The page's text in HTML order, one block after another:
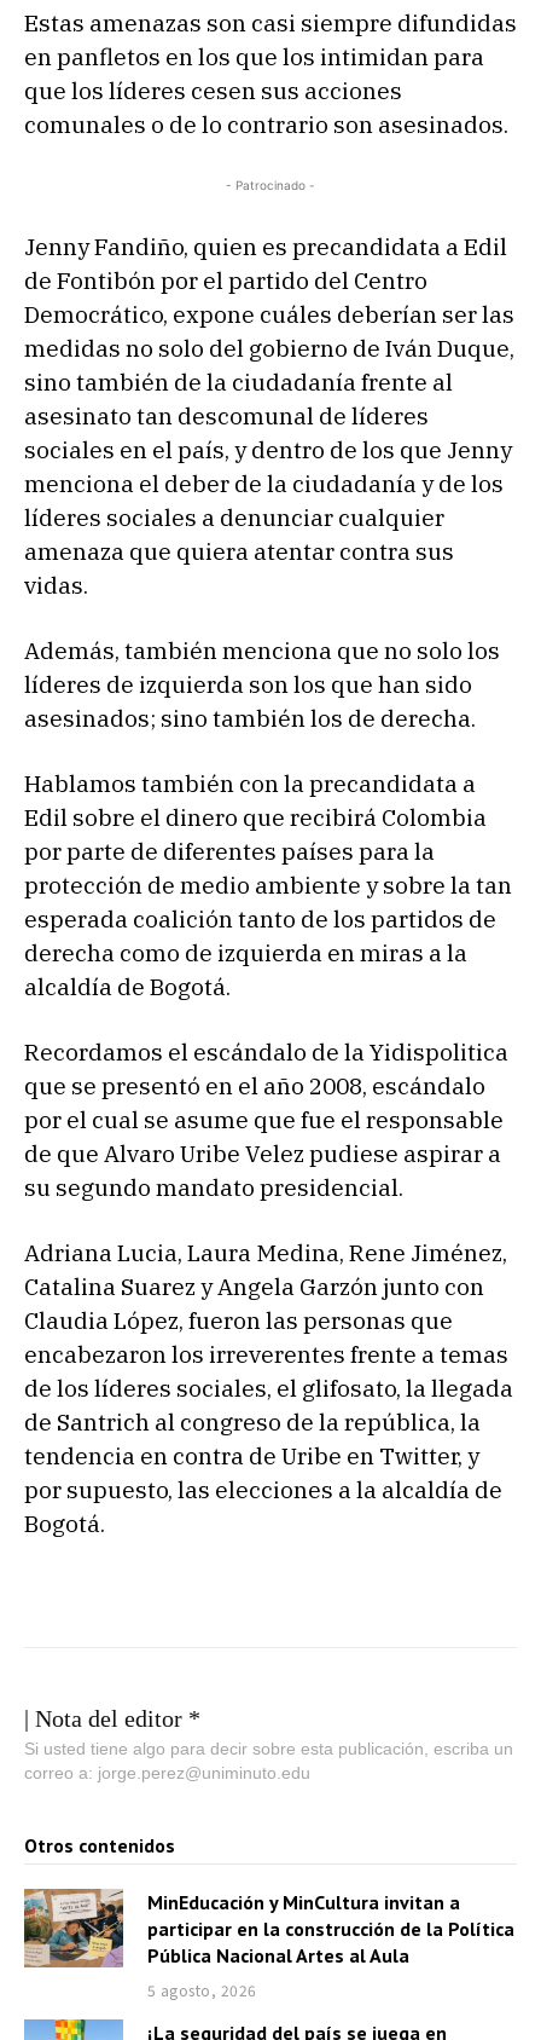
Estas amenazas son casi siempre difundidas
en panfletos en los que los intimidan para
que los líderes cesen sus acciones
comunales o de lo contrario son asesinados.
- Patrocinado -
Jenny Fandiño, quien es precandidata a Edil
de Fontibón por el partido del Centro
Democrático, expone cuáles deberían ser las
medidas no solo del gobierno de Iván Duque,
sino también de la ciudadanía frente al
asesinato tan descomunal de líderes
sociales en el país, y dentro de los que Jenny
menciona el deber de la ciudadanía y de los
líderes sociales a denunciar cualquier
amenaza que quiera atentar contra sus
vidas.
Además, también menciona que no solo los
líderes de izquierda son los que han sido
asesinados; sino también los de derecha.
Hablamos también con la precandidata a
Edil sobre el dinero que recibirá Colombia
por parte de diferentes países para la
protección de medio ambiente y sobre la tan
esperada coalición tanto de los partidos de
derecha como de izquierda en miras a la
alcaldía de Bogotá.
Recordamos el escándalo de la Yidispolitica
que se presentó en el año 2008, escándalo
por el cual se asume que fue el responsable
de que Alvaro Uribe Velez pudiese aspirar a
su segundo mandato presidencial.
Adriana Lucia, Laura Medina, Rene Jiménez,
Catalina Suarez y Angela Garzón junto con
Claudia López, fueron las personas que
encabezaron los irreverentes frente a temas
de los líderes sociales, el glifosato, la llegada
de Santrich al congreso de la república, la
tendencia en contra de Uribe en Twitter, y
por supuesto, las elecciones a la alcaldía de
Bogotá.
| Nota del editor *
Si usted tiene algo para decir sobre esta publicación, escriba un
correo a: jorge.perez@uniminuto.edu
Otros contenidos
MinEducación y MinCultura invitan a
participar en la construcción de la Política
Pública Nacional Artes al Aula
5 agosto, 2026
¡La seguridad del país se juega en